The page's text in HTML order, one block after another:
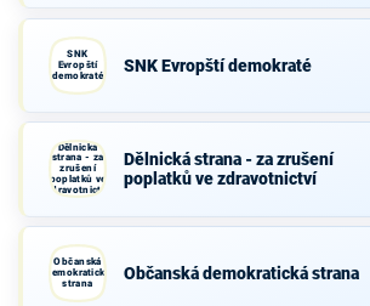
SNK
Evropští
demokraté
SNK Evropští demokraté
Dělnická
strana - za
zrušení
poplatků ve
zdravotnictví
Dělnická strana - za zrušení
poplatků ve zdravotnictví
Občanská
demokratická
strana
Občanská demokratická strana